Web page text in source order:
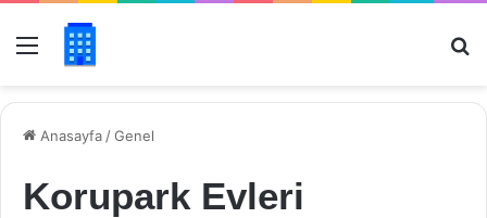
Menü
Anasayfa /Genel
Korupark Evleri